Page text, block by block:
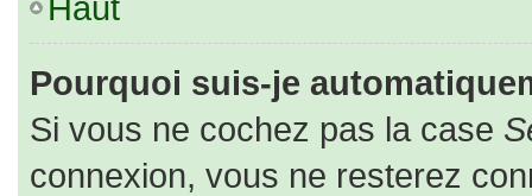
Pourquoi suis-je
Si vous ne cochez pas la case
connexion, vous ne resterez